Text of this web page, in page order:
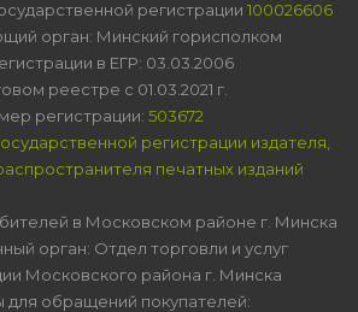
регистрации 100026606
орган: Минский горисполком
в ЕГР: 03.03.2006
реестре с 01.03.2021 г.
регистрации: 503672
регистрации издателя,
печатных изданий
в Московском районе г. Минска
орган: Отдел торговли и услуг
Московского района г. Минска
для обращений покупателей: